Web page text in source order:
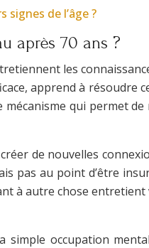
de l’âge ?
après 70 ans ?
les
apprend à résoudre
mécanisme qui permet
de nouvelles
au point d’être
à autre chose
occupation